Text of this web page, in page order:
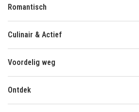
Romantisch
Culinair & Actief
Voordelig weg
Ontdek